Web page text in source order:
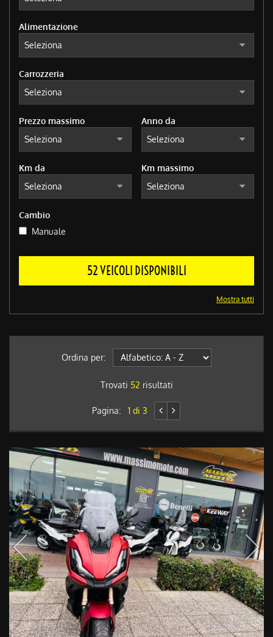
Alimentazione
Carrozzeria
Prezzo massimo Anno da
Km da Km massimo
Cambio
Manuale
52 VEICOLI DISPONIBILI
Mostra tutti
Ordina per:
Trovati 52 risultati
Pagina:1 di 3